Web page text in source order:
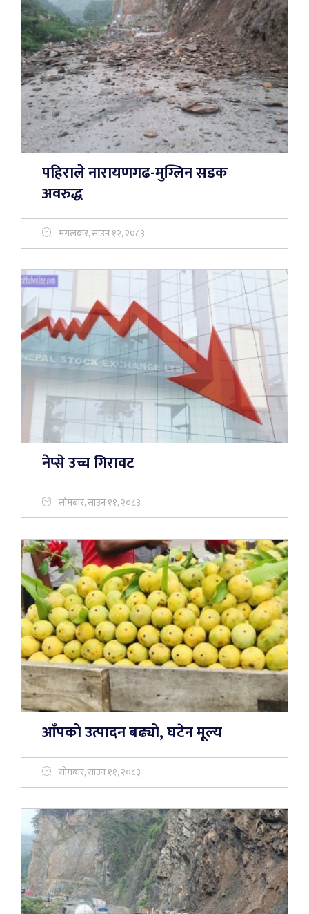
पहिराले नारायणगढ-मुग्लिन सडक
अवरुद्ध
मंगलबार, साउन १२, २०८३
नेप्से उच्च गिरावट
सोमबार, साउन ११, २०८३
आँपको उत्पादन बढ्यो, घटेन मूल्य
सोमबार, साउन ११, २०८३